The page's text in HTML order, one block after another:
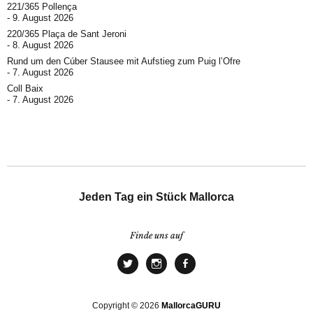
221/365 Pollença
9. August 2026
220/365 Plaça de Sant Jeroni
8. August 2026
Rund um den Cúber Stausee mit Aufstieg zum Puig l’Ofre
7. August 2026
Coll Baix
7. August 2026
Jeden Tag ein Stück Mallorca
Finde uns auf
Copyright © 2026 MallorcaGURU